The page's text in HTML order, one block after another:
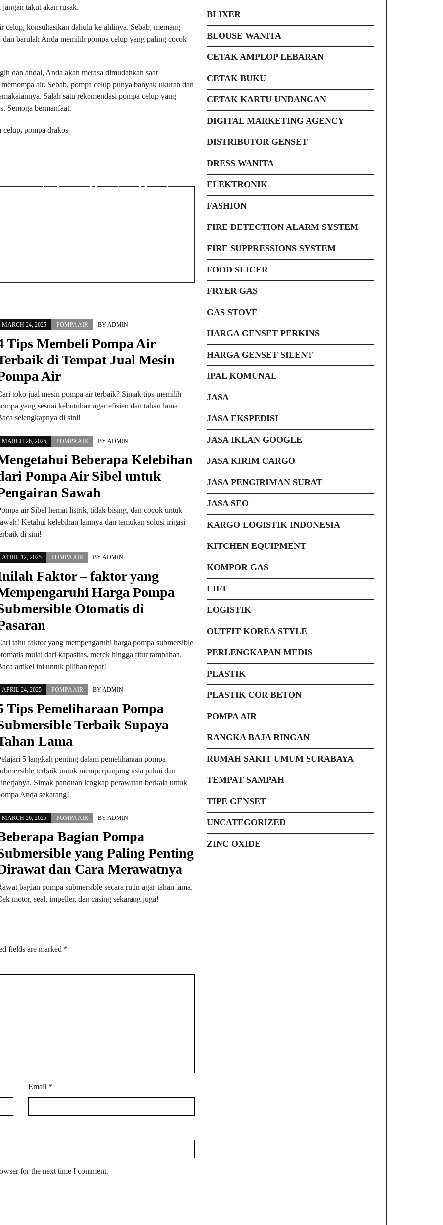
takut akan rusak.
celup, konsultasikan dahulu ke ahlinya. Sebab, memang
barulah Anda memilih pompa celup yang paling cocok
dan andal, Anda akan merasa dimudahkan saat
air. Sebab, pompa celup punya banyak ukuran dan
Salah satu rekomendasi pompa celup yang
Semoga bermanfaat.
celup, pompa drakos
Selaras Dengan Harga
MARCH 24, 2025 POMPA AIR BYADMIN
Tips Membeli Pompa Air
di Tempat Jual Mesin
Air
toko jual mesin pompa air terbaik? Simak tips memilih
yang sesuai kebutuhan agar efisien dan tahan lama.
selengkapnya di sini!
MARCH 26, 2025 POMPA AIR BYADMIN
Beberapa Kelebihan
Pompa Air Sibel untuk
Sawah
air Sibel hemat listrik, tidak bising, dan cocok untuk
Ketahui kelebihan lainnya dan temukan solusi irigasi
di sini!
APRIL 12, 2025 POMPA AIR BYADMIN
Faktor – faktor yang
Harga Pompa
Otomatis di
tahu faktor yang mempengaruhi harga pompa submersible
mulai dari kapasitas, merek hingga fitur tambahan.
artikel ini untuk pilihan tepat!
APRIL 24, 2025 POMPA AIR BYADMIN
Tips Pemeliharaan Pompa
Terbaik Supaya
Lama
5 langkah penting dalam pemeliharaan pompa
terbaik untuk memperpanjang usia pakai dan
Simak panduan lengkap perawatan berkala untuk
Anda sekarang!
MARCH 26, 2025 POMPA AIR BYADMIN
Bagian Pompa
yang Paling Penting
dan Cara Merawatnya
bagian pompa submersible secara rutin agar tahan lama.
motor, seal, impeller, dan casing sekarang juga!
fields are marked *
Email *
for the next time I comment.
BLIXER
BLOUSE WANITA
CETAK AMPLOP LEBARAN
CETAK BUKU
CETAK KARTU UNDANGAN
DIGITAL MARKETING AGENCY
DISTRIBUTOR GENSET
DRESS WANITA
ELEKTRONIK
FASHION
FIRE DETECTION ALARM SYSTEM
FIRE SUPPRESSIONS SYSTEM
FOOD SLICER
FRYER GAS
GAS STOVE
HARGA GENSET PERKINS
HARGA GENSET SILENT
IPAL KOMUNAL
JASA
JASA EKSPEDISI
JASA IKLAN GOOGLE
JASA KIRIM CARGO
JASA PENGIRIMAN SURAT
JASA SEO
KARGO LOGISTIK INDONESIA
KITCHEN EQUIPMENT
KOMPOR GAS
LIFT
LOGISTIK
OUTFIT KOREA STYLE
PERLENGKAPAN MEDIS
PLASTIK
PLASTIK COR BETON
POMPA AIR
RANGKA BAJA RINGAN
RUMAH SAKIT UMUM SURABAYA
TEMPAT SAMPAH
TIPE GENSET
UNCATEGORIZED
ZINC OXIDE